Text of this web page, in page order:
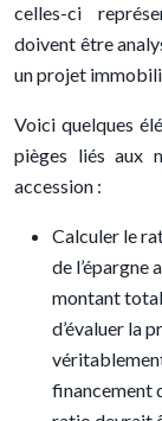
celles-ci
doivent être
un projet
Voici quelques
pièges liés aux
accession :
Calculer le
de l’épargne
montant
d’évaluer la
financement